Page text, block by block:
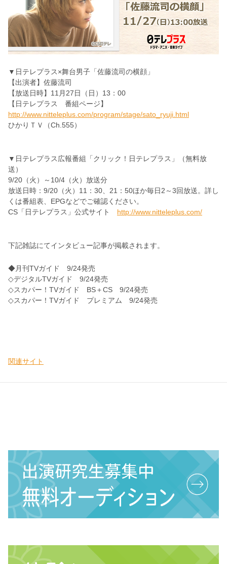
▼日テレプラス×舞台男子「佐藤流司の横顔」
【出演者】佐藤流司
【放送日時】11月27日（日）13：00
【日テレプラス 番組ページ】
http://www.nitteleplus.com/program/stage/sato_ryuji.html
ひかりＴＶ（Ch.555）
▼日テレプラス広報番組「クリック！日テレプラス」（無料放
送）
9/20（火）～10/4（火）放送分
放送日時：9/20（火）11：30、21：50ほか毎日2～3回放送。詳し
くは番組表、EPGなどでご確認ください。
CS「日テレプラス」公式サイト http://www.nitteleplus.com/
下記雑誌にてインタビュー記事が掲載されます。
◆月刊TVガイド 9/24発売
◇デジタルTVガイド 9/24発売
◇スカパー！TVガイド BS＋CS 9/24発売
◇スカパー！TVガイド プレミアム 9/24発売
関連サイト